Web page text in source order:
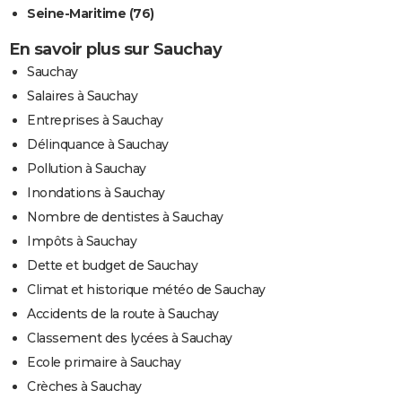
Seine-Maritime (76)
En savoir plus sur Sauchay
Sauchay
Salaires à Sauchay
Entreprises à Sauchay
Délinquance à Sauchay
Pollution à Sauchay
Inondations à Sauchay
Nombre de dentistes à Sauchay
Impôts à Sauchay
Dette et budget de Sauchay
Climat et historique météo de Sauchay
Accidents de la route à Sauchay
Classement des lycées à Sauchay
Ecole primaire à Sauchay
Crèches à Sauchay